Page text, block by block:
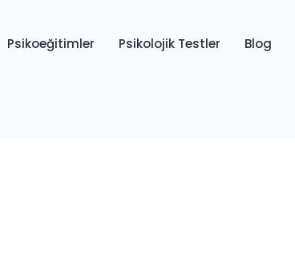
Psikoeğitimler Psikolojik Testler Blog